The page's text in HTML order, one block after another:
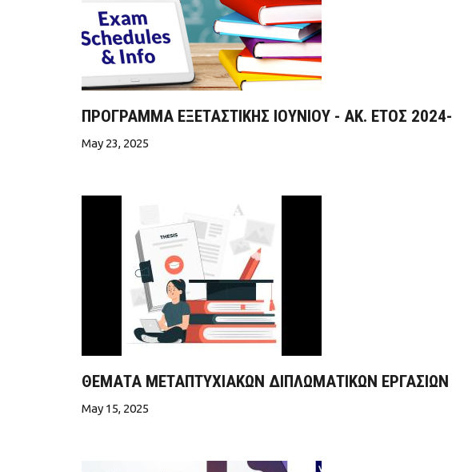
ΠΡΟΓΡΑΜΜΑ ΕΞΕΤΑΣΤΙΚΗΣ ΙΟΥΝΙΟΥ - ΑΚ. ΕΤΟΣ
May 23, 2025
ΘΕΜΑΤΑ ΜΕΤΑΠΤΥΧΙΑΚΩΝ ΔΙΠΛΩΜΑΤΙΚΩΝ ΕΡΓΑΣΙΩΝ
May 15, 2025